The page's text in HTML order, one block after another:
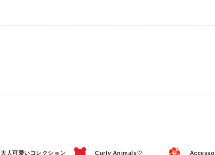
大人可愛いコレクション Curly Animals♡